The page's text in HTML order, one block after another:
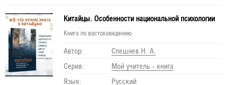
Китайцы. Особенности национальной психологии
Книга по востоковедению
Автор:
Спешнев Н. А.
Серия:
Мой учитель - книга
Язык:
Русский